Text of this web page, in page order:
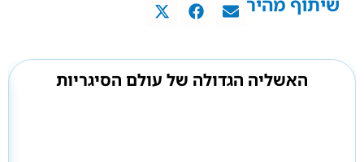
האשליה הגדולה של עולם הסיגריות